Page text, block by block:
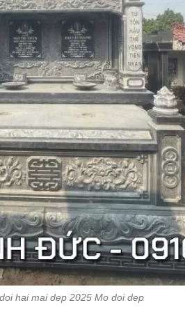
hai mai dep 2025 Mo doi dep